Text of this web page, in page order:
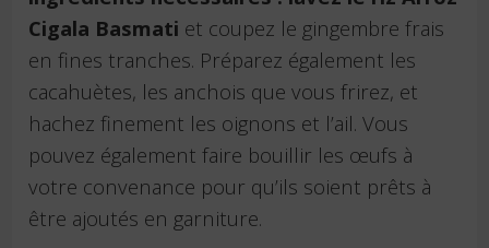
Cigala Basmati et coupez le gingembre frais
en fines tranches. Préparez également les
cacahuètes, les anchois que vous frirez, et
hachez finement les oignons et l’ail. Vous
pouvez également faire bouillir les œufs à
votre convenance pour qu’ils soient prêts à
être ajoutés en garniture.